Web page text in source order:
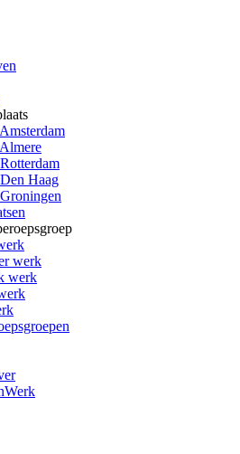
Haag
werk
werk